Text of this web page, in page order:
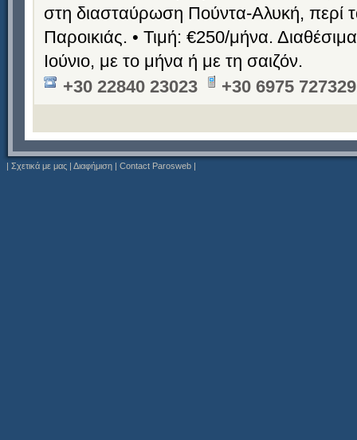
στη διασταύρωση Πούντα-Αλυκή, περί
Παροικιάς. • Τιμή: €250/μήνα.
Ιούνιο, με το μήνα ή με τη σαιζόν.
+30 22840 23023
+30 6975 727329
| Σχετικά με μας | Διαφήμιση | Contact Parosweb |